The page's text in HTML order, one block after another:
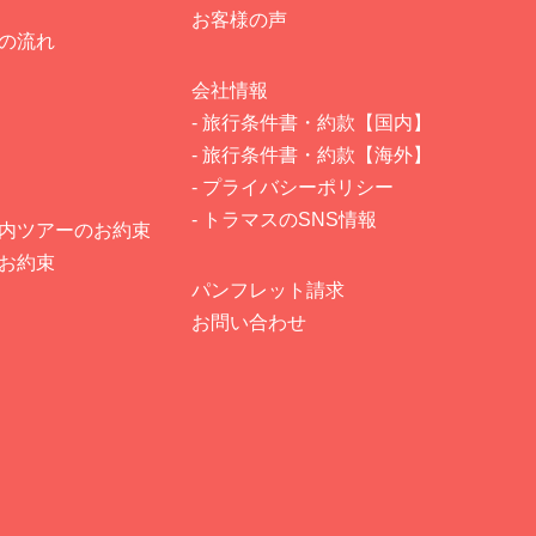
流れ
ツアーのお約束
約束
お客様の声
会社情報
- 旅行条件書・約款【国内】
- 旅行条件書・約款【海外】
- プライバシーポリシー
- トラマスのSNS情報
パンフレット請求
お問い合わせ